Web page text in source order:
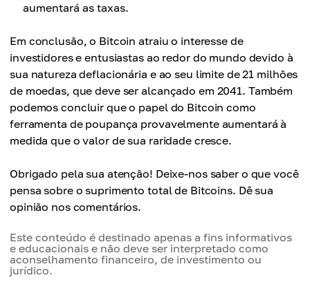
aumentará as taxas.
Em conclusão, o Bitcoin atraiu o interesse de
investidores e entusiastas ao redor do mundo devido à
sua natureza deflacionária e ao seu limite de 21 milhões
de moedas, que deve ser alcançado em 2041. Também
podemos concluir que o papel do Bitcoin como
ferramenta de poupança provavelmente aumentará à
medida que o valor de sua raridade cresce.
Obrigado pela sua atenção! Deixe-nos saber o que você
pensa sobre o suprimento total de Bitcoins. Dê sua
opinião nos comentários.
Este conteúdo é destinado apenas a fins informativos
e educacionais e não deve ser interpretado como
aconselhamento financeiro, de investimento ou
jurídico.